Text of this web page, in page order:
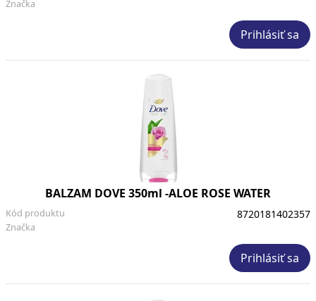
Značka
Prihlásiť sa
BALZAM DOVE 350ml -ALOE ROSE WATER
Značka
Kód produktu 8720181402357
Prihlásiť sa